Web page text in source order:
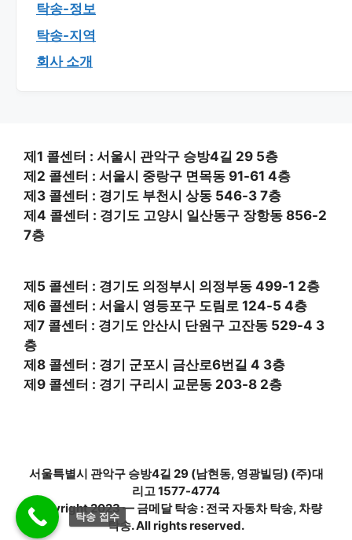
탁송-정보
탁송-지역
회사 소개
제1 콜센터 : 서울시 관악구 승방4길 29 5층
제2 콜센터 : 서울시 중랑구 면목동 91-61 4층
제3 콜센터 : 경기도 부천시 상동 546-3 7층
제4 콜센터 : 경기도 고양시 일산동구 장항동 856-2
7층
제5 콜센터 : 경기도 의정부시 의정부동 499-1 2층
제6 콜센터 : 서울시 영등포구 도림로 124-5 4층
제7 콜센터 : 경기도 안산시 단원구 고잔동 529-4 3
층
제8 콜센터 : 경기 군포시 금산로6번길 4 3층
제9 콜센터 : 경기 구리시 교문동 203-8 2층
서울특별시 관악구 승방4길 29 (남현동, 영광빌딩) (주)대
리고 1577-4774
Copyright 2023 — 금메달 탁송 : 전국 자동차 탁송, 차량
탁송. All rights reserved.
탁송 접수